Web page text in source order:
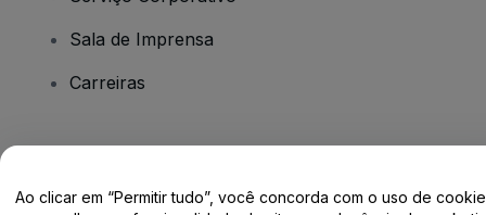
Sala de Imprensa
Carreiras
Ao clicar em “Permitir tudo”, você concorda com o uso de